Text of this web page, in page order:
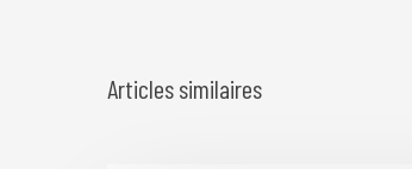
Articles similaires